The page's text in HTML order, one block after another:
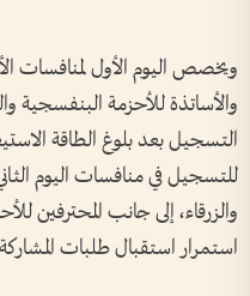
ويخصص اليوم الأول لمنافسات
والأساتذة للأحزمة البنفسجية
التسجيل بعد بلوغ الطاقة
للتسجيل في منافسات اليوم
والزرقاء، إلى جانب المحترفين
استمرار استقبال طلبات